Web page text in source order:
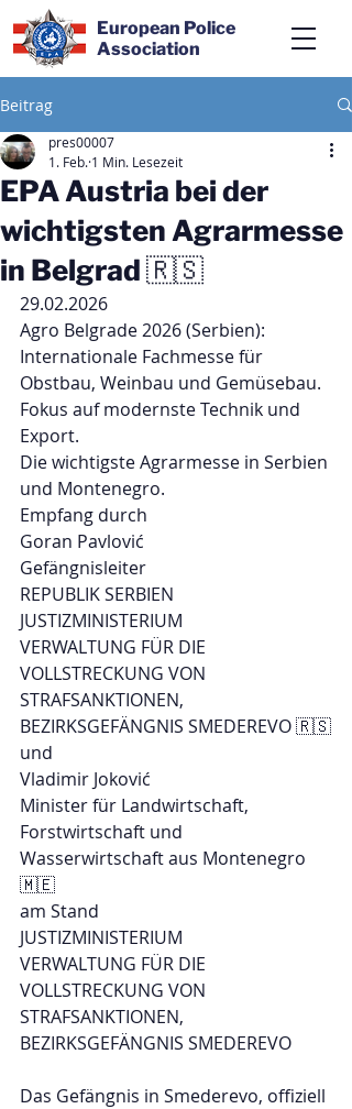
European Police
Association
Beitrag
EPA Austria bei der
wichtigsten Agrarmesse
in Belgrad 🇷🇸
pres00007
1. Feb. 1 Min. Lesezeit
29.02.2026
Agro Belgrade 2026 (Serbien):
Internationale Fachmesse für
Obstbau, Weinbau und Gemüsebau.
Fokus auf modernste Technik und
Export.
Die wichtigste Agrarmesse in Serbien
und Montenegro.
Empfang durch
Goran Pavlović
Gefängnisleiter
REPUBLIK SERBIEN
JUSTIZMINISTERIUM
VERWALTUNG FÜR DIE
VOLLSTRECKUNG VON
STRAFSANKTIONEN,
BEZIRKSGEFÄNGNIS SMEDEREVO 🇷🇸
und
Vladimir Joković
Minister für Landwirtschaft,
Forstwirtschaft und
Wasserwirtschaft aus Montenegro
🇲🇪
am Stand
JUSTIZMINISTERIUM
VERWALTUNG FÜR DIE
VOLLSTRECKUNG VON
STRAFSANKTIONEN,
BEZIRKSGEFÄNGNIS SMEDEREVO
Das Gefängnis in Smederevo, offiziell